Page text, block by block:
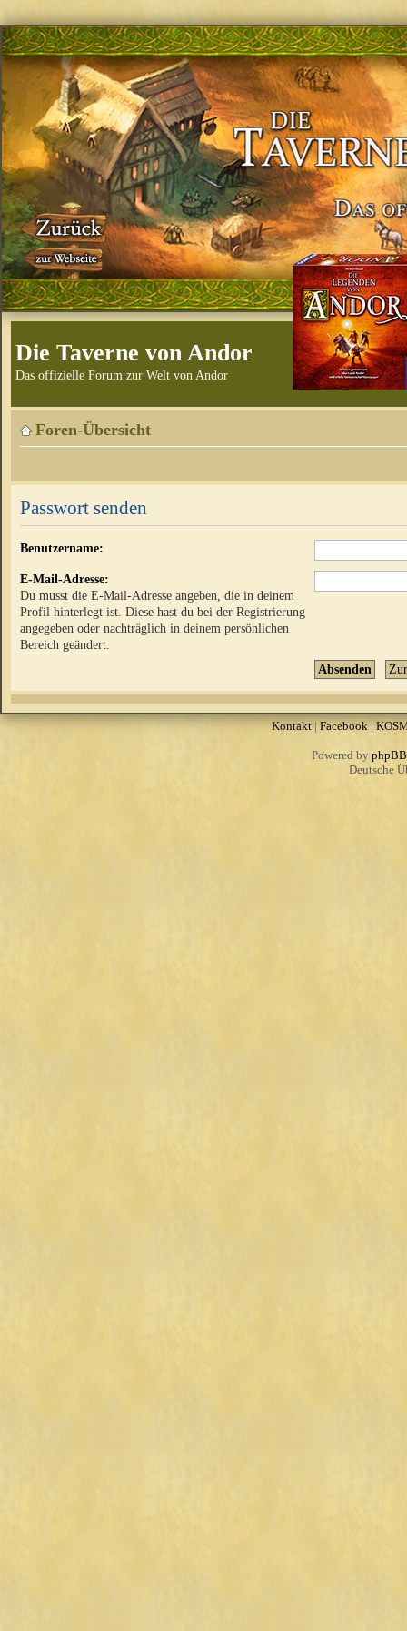
Die Taverne von Andor
Das offizielle Forum zur Welt von Andor
Foren-Übersicht
Passwort senden
Benutzername:
E-Mail-Adresse:
Du musst die E-Mail-Adresse angeben, die in deinem
Profil hinterlegt ist. Diese hast du bei der Registrierung
angegeben oder nachträglich in deinem persönlichen
Bereich geändert.
Kontakt| Facebook |
Powered by phpBB
Deutsche